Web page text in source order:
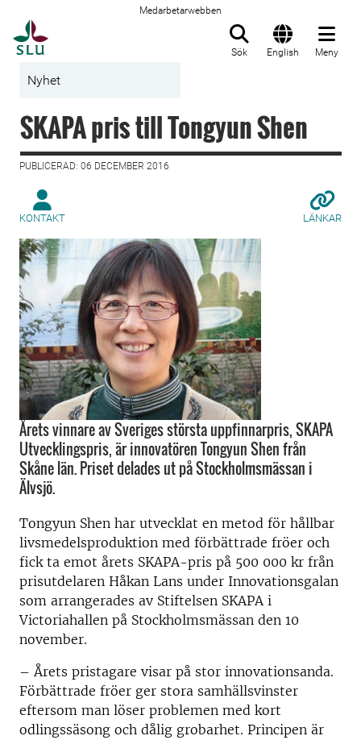
Medarbetarwebben
Sök English Meny
Nyhet
SKAPA pris till Tongyun Shen
PUBLICERAD: 06 DECEMBER 2016
KONTAKT LÄNKAR
Årets vinnare av Sveriges största uppfinnarpris, SKAPA
Utvecklingspris, är innovatören Tongyun Shen från
Skåne län. Priset delades ut på Stockholmsmässan i
Älvsjö.
Tongyun Shen har utvecklat en metod för hållbar
livsmedelsproduktion med förbättrade fröer och
fick ta emot årets SKAPA-pris på 500 000 kr från
prisutdelaren Håkan Lans under Innovationsgalan
som arrangerades av Stiftelsen SKAPA i
Victoriahallen på Stockholmsmässan den 10
november.
– Årets pristagare visar på stor innovationsanda.
Förbättrade fröer ger stora samhällsvinster
eftersom man löser problemen med kort
odlingssäsong och dålig grobarhet. Principen är